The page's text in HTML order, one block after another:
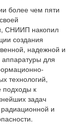
более чем пяти
СНИИП накопил
создания
надежной и
для
технологий,
подходы к
задач
и